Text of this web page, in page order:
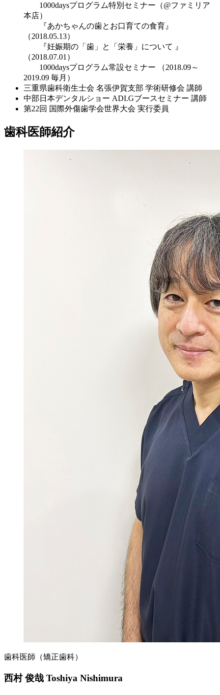
1000daysプログラム特別セミナー（@ファミリア
本店）
『あかちゃんの歯とお口育ての食育』
（2018.05.13）
『妊娠期の「歯」と「栄養」について 』
（2018.07.01）
1000daysプログラム常設セミナー （2018.09～
2019.09 毎月）
三重県歯科衛生士会 名張伊賀支部 学術研修会 講師
中部日本デンタルショー ADI.Gブースセミナー 講師
第22回 国際外傷歯学会世界大会 実行委員
歯科医師紹介
歯科医師（矯正歯科）
西村 俊哉 Toshiya Nishimura